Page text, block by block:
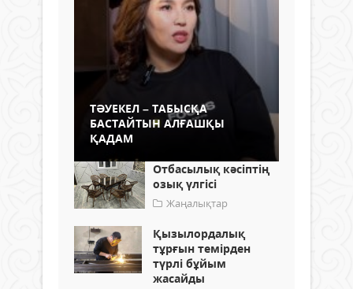
ТӘУЕКЕЛ – ТАБЫСҚА
БАСТАЙТЫН АЛҒАШҚЫ
ҚАДАМ
Отбасылық кәсіптің
озық үлгісі
Жаңалықтар
Қызылордалық
тұрғын темірден
түрлі бұйым
жасайды